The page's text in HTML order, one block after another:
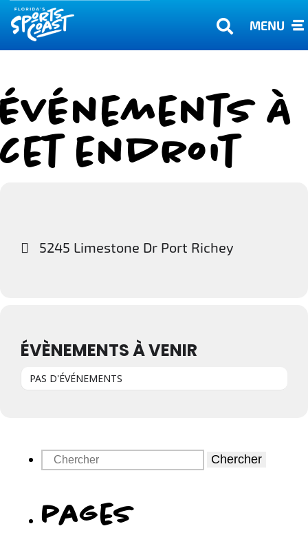
MENU
Événements à
cet endroit
5245 Limestone Dr Port Richey
ÉVÈNEMENTS À VENIR
PAS D'ÉVÉNEMENTS
Chercher
pages